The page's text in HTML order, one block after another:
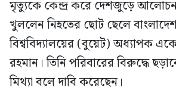
মৃত্যুকে কেন্দ্র করে দেশজুড়ে
খুললেন নিহতের ছোট ছেলে
বিশ্ববিদ্যালয়ের (বুয়েট) অধ্যাপক
রহমান। তিনি পরিবারের বিরুদ্ধে
মিথ্যা বলে দাবি করেছেন।